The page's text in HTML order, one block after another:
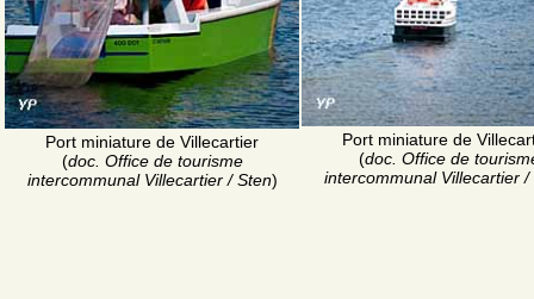
Port miniature de Villecartier
(doc. Office de tourisme
intercommunal Villecartier / Sten)
Port miniature de
(doc. Office de
intercommunal Villecartier /